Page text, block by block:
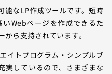
なLP作成ツールです。短時
Webページを作成できるた
ら支持されています。
イトプログラム・シンプルブ
実しているので、さまざまな